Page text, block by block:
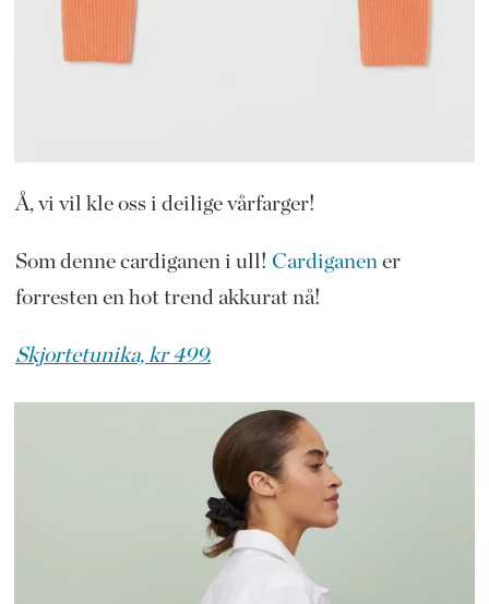
Å, vi vil kle oss i deilige vårfarger!
Som denne cardiganen i ull! Cardiganen er
forresten en hot trend akkurat nå!
Skjortetunika, kr 499.